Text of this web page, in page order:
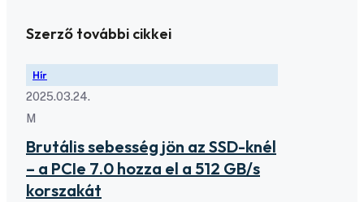
Szerző további cikkei
Hír
2025.03.24.
M
Brutális sebesség jön az SSD-knél
– a PCIe 7.0 hozza el a 512 GB/s
korszakát